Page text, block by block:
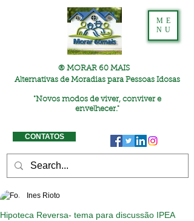
® MORAR 60 MAIS
Alternativas de Moradias para Pessoas Idosas
"Novos modos de viver, conviver e
envelhecer."
ME
NU
CONTATOS
Hipoteca Reversa- tema para discussão IPEA
Ines Rioto